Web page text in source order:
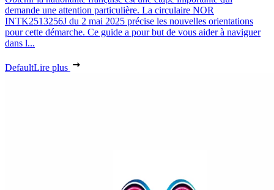
demande une attention particulière. La circulaire NOR
INTK2513256J du 2 mai 2025 précise les nouvelles orientations
pour cette démarche. Ce guide a pour but de vous aider à naviguer
dans l...
DefaultLire plus